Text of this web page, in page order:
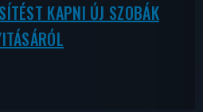
KAPNI ÚJ SZOBÁK